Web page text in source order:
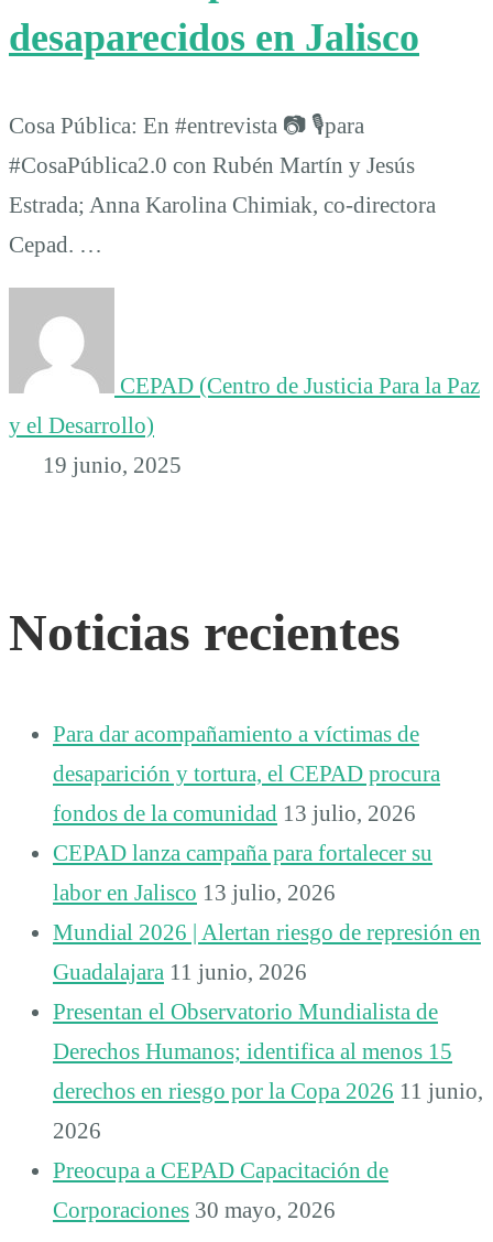
desaparecidos en Jalisco
Cosa Pública: En #entrevista 📷 🎙para
#CosaPública2.0 con Rubén Martín y Jesús
Estrada; Anna Karolina Chimiak, co-directora
Cepad. …
CEPAD (Centro de Justicia Para la Paz
y el Desarrollo)
19 junio, 2025
Noticias recientes
Para dar acompañamiento a víctimas de
desaparición y tortura, el CEPAD procura
fondos de la comunidad 13 julio, 2026
CEPAD lanza campaña para fortalecer su
labor en Jalisco 13 julio, 2026
Mundial 2026 | Alertan riesgo de represión en
Guadalajara 11 junio, 2026
Presentan el Observatorio Mundialista de
Derechos Humanos; identifica al menos 15
derechos en riesgo por la Copa 2026 11 junio,
2026
Preocupa a CEPAD Capacitación de
Corporaciones 30 mayo, 2026